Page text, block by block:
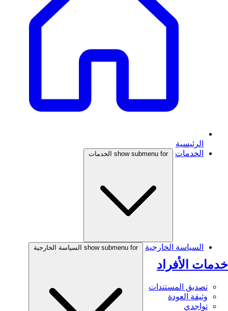
الرئيسية
الخدمات
show submenu for الخدمات
خدمات الأفراد
تصديق المستندات
وثيقة العودة
تواجدي
السياسة الخارجية show submenu for السياسة الخارجية